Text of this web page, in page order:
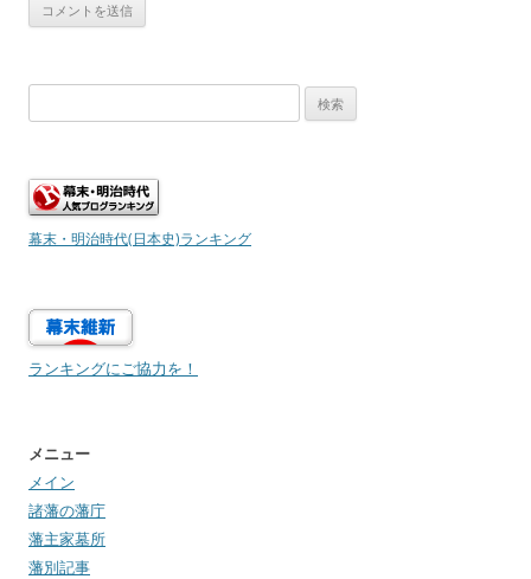
索:
幕末・明治時代(日本史)ランキング
ランキングにご協力を！
メニュー
メイン
諸藩の藩庁
藩主家墓所
藩別記事